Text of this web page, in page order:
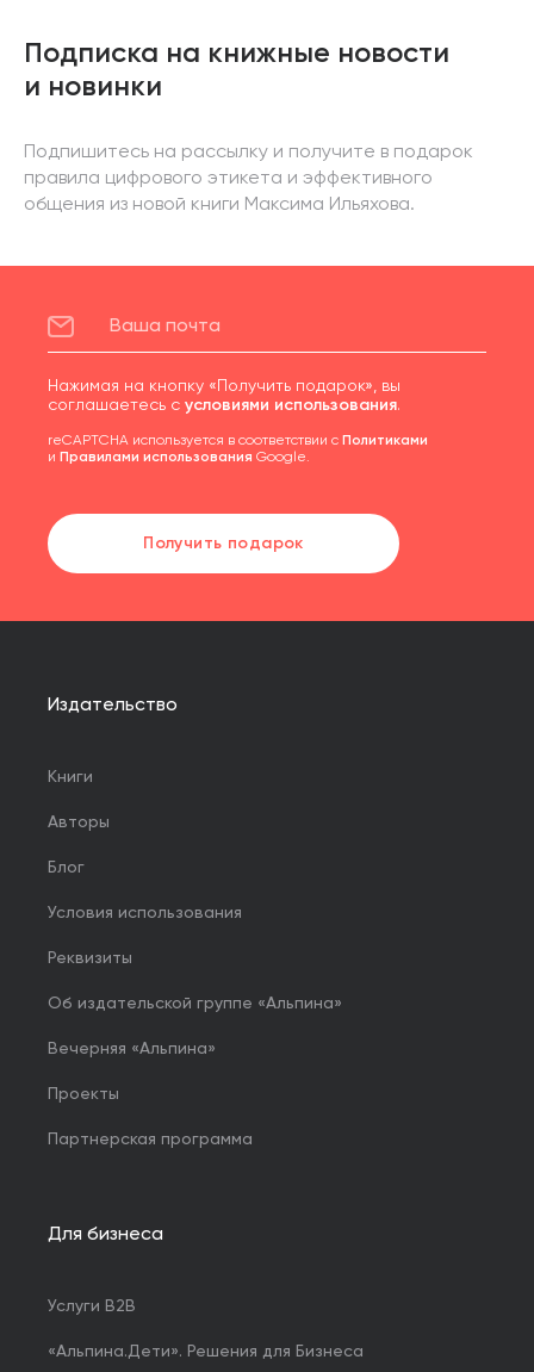
Подписка на книжные новости
и новинки
Подпишитесь на рассылку и получите в подарок
правила цифрового этикета и эффективного
общения из новой книги Максима Ильяхова.
Нажимая на кнопку «Получить подарок», вы
соглашаетесь с условиями использования.
reCAPTCHA используется в соответствии с Политиками
и Правилами использования Google.
Получить подарок
Издательство
Книги
Авторы
Блог
Условия использования
Реквизиты
Об издательской группе «Альпина»
Вечерняя «Альпина»
Проекты
Партнерская программа
Для бизнеса
Услуги B2B
«Альпина.Дети». Решения для Бизнеса